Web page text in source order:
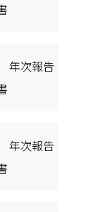
年次報告
年次報告